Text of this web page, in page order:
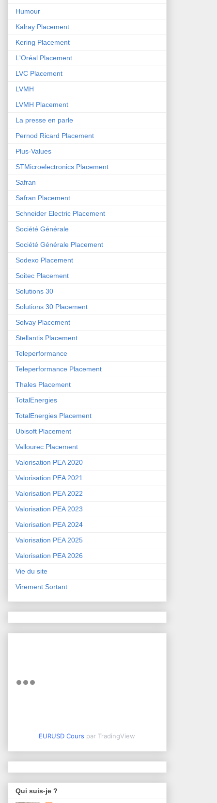
Humour
Kalray Placement
Kering Placement
L'Oréal Placement
LVC Placement
LVMH
LVMH Placement
La presse en parle
Pernod Ricard Placement
Plus-Values
STMicroelectronics Placement
Safran
Safran Placement
Schneider Electric Placement
Société Générale
Société Générale Placement
Sodexo Placement
Soitec Placement
Solutions 30
Solutions 30 Placement
Solvay Placement
Stellantis Placement
Teleperformance
Teleperformance Placement
Thales Placement
TotalEnergies
TotalEnergies Placement
Ubisoft Placement
Vallourec Placement
Valorisation PEA 2020
Valorisation PEA 2021
Valorisation PEA 2022
Valorisation PEA 2023
Valorisation PEA 2024
Valorisation PEA 2025
Valorisation PEA 2026
Vie du site
Virement Sortant
EURUSD Cours par TradingView
Qui suis-je ?